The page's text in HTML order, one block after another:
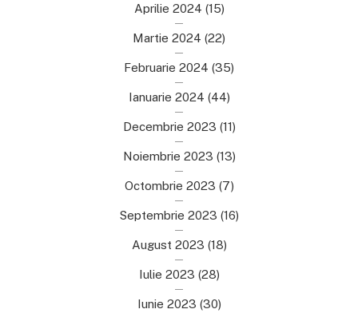
Aprilie 2024 (15)
Martie 2024 (22)
Februarie 2024 (35)
Ianuarie 2024 (44)
Decembrie 2023 (11)
Noiembrie 2023 (13)
Octombrie 2023 (7)
Septembrie 2023 (16)
August 2023 (18)
Iulie 2023 (28)
Iunie 2023 (30)